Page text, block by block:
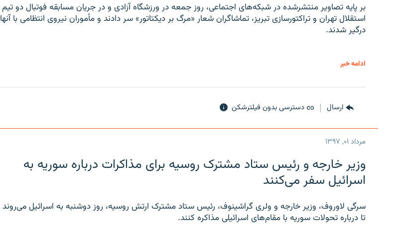
بر پایه تصاویر منتشرشده در شبکه‌های اجتماعی، روز جمعه در ورزشگاه آزادی و در جریان مسابقه فوتبال دو تیم
استقلال تهران و تراکتورسازی تبریز، تماشاگران شعار «مرگ بر دیکتاتور» سر دادند و مأموران نیروی انتظامی با آنها
درگیر شدند.
ادامه خبر
ارسال دسترسی بدون فیلترشکن
مرداد ۰۱, ۱۳۹۷
وزیر خارجه و رئیس‌ ستاد مشترک روسیه برای مذاکرات درباره سوریه به
اسرائیل سفر می‌کنند
سرگی لاوروف، وزیر خارجه و ولری گراشینوف، رئیس ستاد مشترک ارتش روسیه، روز دوشنبه به اسرائیل می‌روند
تا درباره تحولات سوریه با مقام‌های اسرائیلی مذاکره کنند.